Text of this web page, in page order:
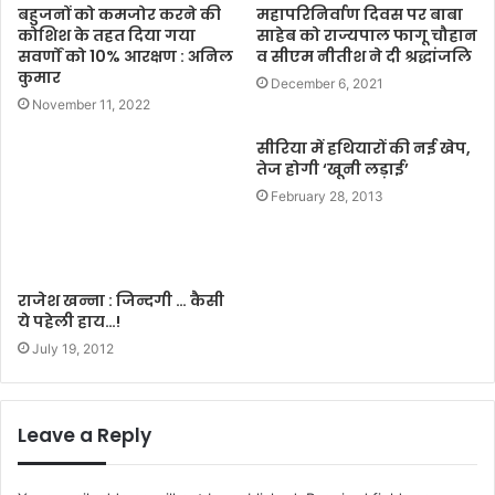
बहुजनों को कमजोर करने की
कोशिश के तहत दिया गया
सवर्णों को 10% आरक्षण : अनिल
कुमार
November 11, 2022
महापरिनिर्वाण दिवस पर बाबा
साहेब को राज्यपाल फागू चौहान
व सीएम नीतीश ने दी श्रद्धांजलि
December 6, 2021
राजेश खन्ना : जिन्दगी … कैसी
ये पहेली हाय…!
July 19, 2012
सीरिया में हथियारों की नई खेप,
तेज होगी ‘खूनी लड़ाई’
February 28, 2013
Leave a Reply